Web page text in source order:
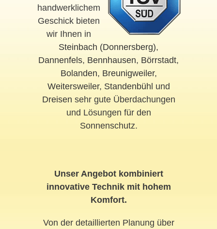
handwerklichem
Geschick bieten
wir Ihnen in
Steinbach (Donnersberg),
Dannenfels, Bennhausen, Börrstadt,
Bolanden, Breunigweiler,
Weitersweiler, Standenbühl und
Dreisen sehr gute Überdachungen
und Lösungen für den
Sonnenschutz.
Unser Angebot kombiniert
innovative Technik mit hohem
Komfort.
Von der detaillierten Planung über